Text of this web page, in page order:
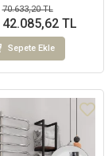
70.633,20 TL
42.085,62 TL
Sepete Ekle